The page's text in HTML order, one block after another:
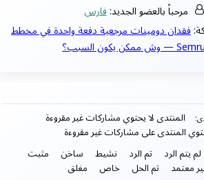
الجديد:فارس
مرجعية دفعة واحدة في مخطط
يحتوي مشاركات غير مقروءة
مشاركات غير مقروءة
تم الرد نشيط ساخن مثبت
الحل خاص مغلق